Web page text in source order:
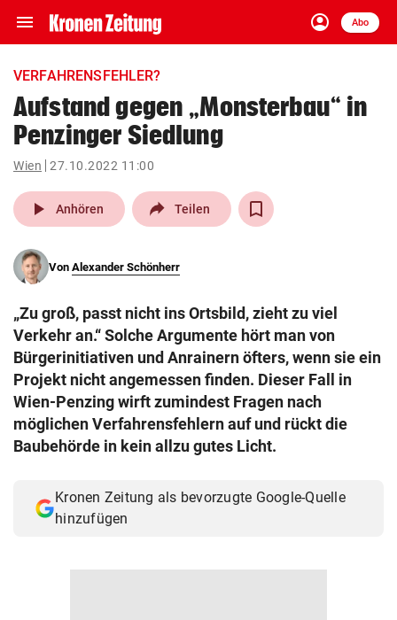
menu Navigation
ein-/ausklappen
account_circle
Anmelden
Abo
close Schließen
account_circle Anmelden
pin_drop
Wien arrow_right
search
eingeben
© Krone Multimedia GmbH & Co KG 2026
Muthgasse 2, 1190 Wien
VERFAHRENSFEHLER?
Aufstand gegen „Monsterbau“ in
Penzinger Siedlung
Wien 27.10.2022 11:00
play_arrow Anhören Teilen
Von Alexander Schönherr
„Zu groß, passt nicht ins Ortsbild, zieht zu viel
Verkehr an.“ Solche Argumente hört man von
Bürgerinitiativen und Anrainern öfters, wenn sie ein
Projekt nicht angemessen finden. Dieser Fall in
Wien-Penzing wirft zumindest Fragen nach
möglichen Verfahrensfehlern auf und rückt die
Baubehörde in kein allzu gutes Licht.
Kronen Zeitung als bevorzugte Google-Quelle
hinzufügen